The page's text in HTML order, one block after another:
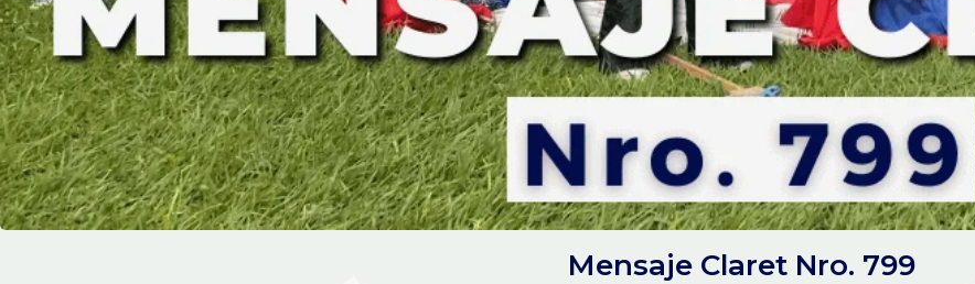
Mensaje Claret Nro. 799